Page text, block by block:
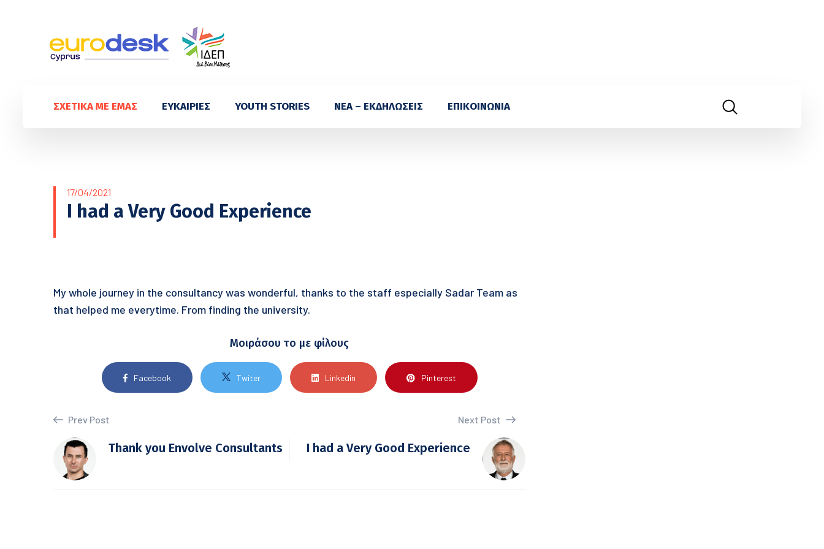
ΣΧΕΤΙΚΑ ΜΕ ΕΜΑΣ ΕΥΚΑΙΡΙΕΣ YOUTH STORIES ΝΕΑ – ΕΚΔΗΛΩΣΕΙΣ ΕΠΙΚΟΙΝΩΝΙΑ
17/04/2021
I had a Very Good Experience
My whole journey in the consultancy was wonderful, thanks to the staff especially Sadar Team as
that helped me everytime. From finding the university.
Μοιράσου το με φίλους
Facebook Twiter Linkedin Pinterest
Prev Post
Thank you Envolve Consultants
Next Post
I had a Very Good Experience